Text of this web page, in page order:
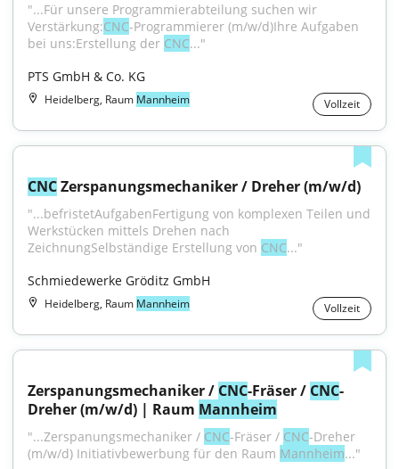
"...Für unsere Programmierabteilung suchen wir
Verstärkung:CNC-Programmierer (m/w/d)Ihre Aufgaben
bei uns:Erstellung der CNC..."
PTS GmbH & Co. KG
Heidelberg, Raum Mannheim Vollzeit
CNC Zerspanungsmechaniker / Dreher (m/w/d)
"...befristetAufgabenFertigung von komplexen Teilen und
Werkstücken mittels Drehen nach
ZeichnungSelbständige Erstellung von CNC..."
Schmiedewerke Gröditz GmbH
Heidelberg, Raum Mannheim Vollzeit
Zerspanungsmechaniker / CNC-Fräser / CNC-
Dreher (m/w/d) | Raum Mannheim
"...Zerspanungsmechaniker / CNC-Fräser / CNC-Dreher
(m/w/d) Initiativbewerbung für den Raum Mannheim..."